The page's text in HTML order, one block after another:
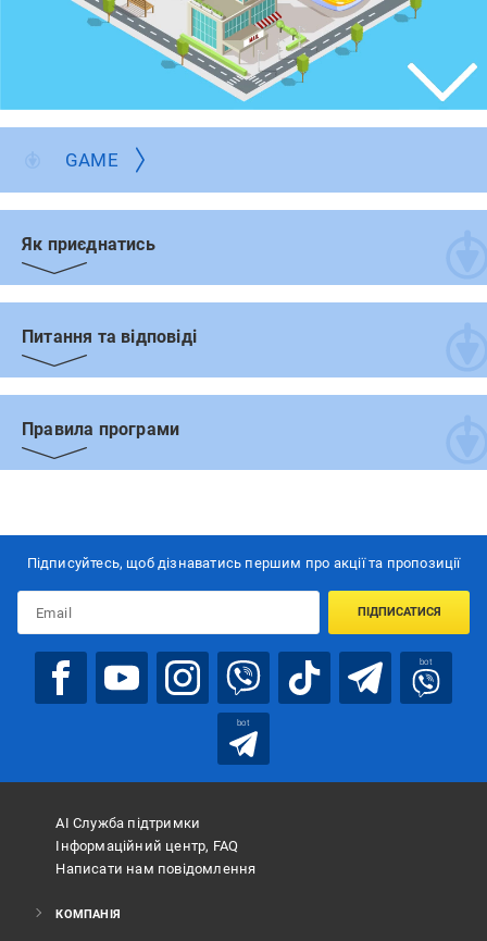
GAME
Як приєднатись
Питання та відповіді
Правила програми
Підписуйтесь, щоб дізнаватись першим про акції та пропозиції
ПІДПИСАТИСЯ
bot
bot
АІ Служба підтримки
Інформаційний центр, FAQ
Написати нам повідомлення
КОМПАНІЯ